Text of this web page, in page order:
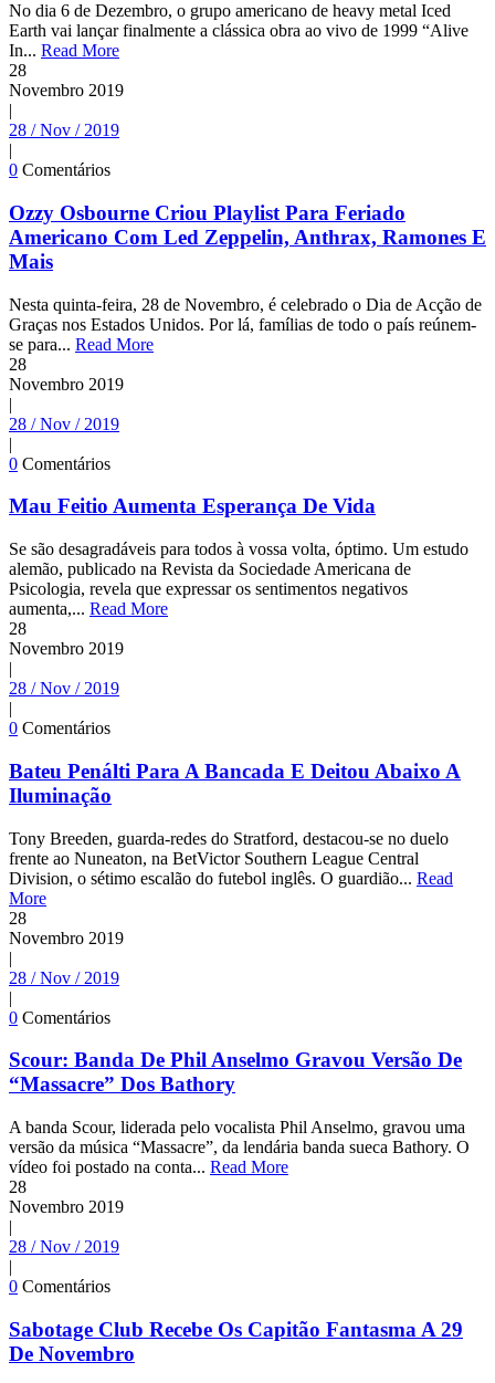
No dia 6 de Dezembro, o grupo americano de heavy metal Iced
Earth vai lançar finalmente a clássica obra ao vivo de 1999 “Alive
In... Read More
28
Novembro 2019
|
28 / Nov / 2019
|
0 Comentários
Ozzy Osbourne Criou Playlist Para Feriado
Americano Com Led Zeppelin, Anthrax, Ramones E
Mais
Nesta quinta-feira, 28 de Novembro, é celebrado o Dia de Acção de
Graças nos Estados Unidos. Por lá, famílias de todo o país reúnem-
se para... Read More
28
Novembro 2019
|
28 / Nov / 2019
|
0 Comentários
Mau Feitio Aumenta Esperança De Vida
Se são desagradáveis para todos à vossa volta, óptimo. Um estudo
alemão, publicado na Revista da Sociedade Americana de
Psicologia, revela que expressar os sentimentos negativos
aumenta,... Read More
28
Novembro 2019
|
28 / Nov / 2019
|
0 Comentários
Bateu Penálti Para A Bancada E Deitou Abaixo A
Iluminação
Tony Breeden, guarda-redes do Stratford, destacou-se no duelo
frente ao Nuneaton, na BetVictor Southern League Central
Division, o sétimo escalão do futebol inglês. O guardião... Read
More
28
Novembro 2019
|
28 / Nov / 2019
|
0 Comentários
Scour: Banda De Phil Anselmo Gravou Versão De
“Massacre” Dos Bathory
A banda Scour, liderada pelo vocalista Phil Anselmo, gravou uma
versão da música “Massacre”, da lendária banda sueca Bathory. O
vídeo foi postado na conta... Read More
28
Novembro 2019
|
28 / Nov / 2019
|
0 Comentários
Sabotage Club Recebe Os Capitão Fantasma A 29
De Novembro